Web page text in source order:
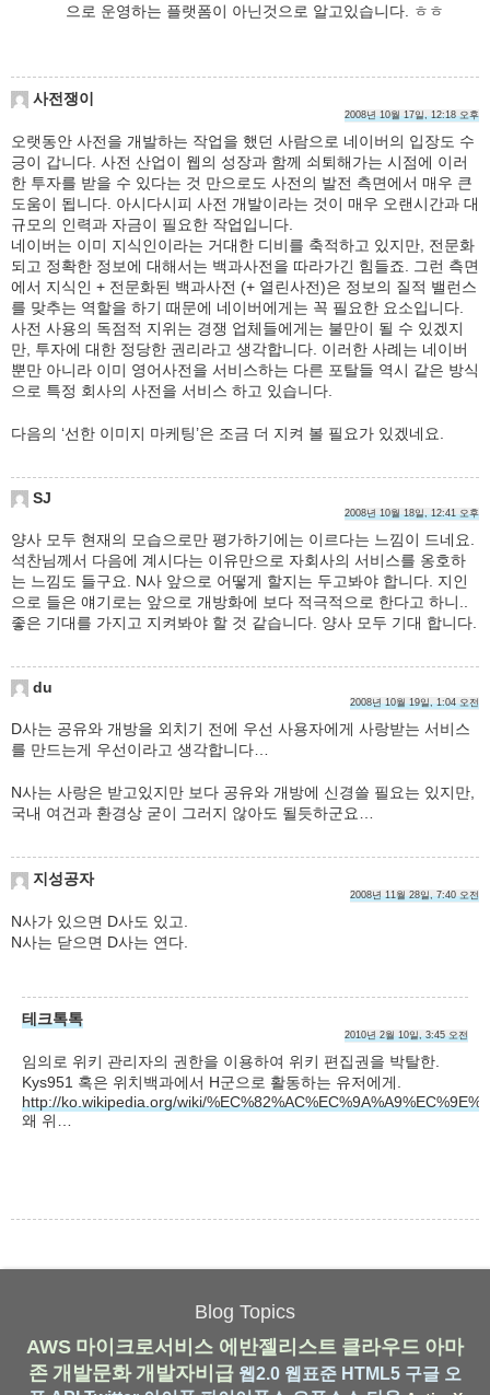
으로 운영하는 플랫폼이 아닌것으로 알고있습니다. ㅎㅎ
사전쟁이
2008년 10월 17일, 12:18 오후
오랫동안 사전을 개발하는 작업을 했던 사람으로 네이버의 입장도 수
긍이 갑니다. 사전 산업이 웹의 성장과 함께 쇠퇴해가는 시점에 이러
한 투자를 받을 수 있다는 것 만으로도 사전의 발전 측면에서 매우 큰
도움이 됩니다. 아시다시피 사전 개발이라는 것이 매우 오랜시간과 대
규모의 인력과 자금이 필요한 작업입니다.
네이버는 이미 지식인이라는 거대한 디비를 축적하고 있지만, 전문화
되고 정확한 정보에 대해서는 백과사전을 따라가긴 힘들죠. 그런 측면
에서 지식인 + 전문화된 백과사전 (+ 열린사전)은 정보의 질적 밸런스
를 맞추는 역할을 하기 때문에 네이버에게는 꼭 필요한 요소입니다.
사전 사용의 독점적 지위는 경쟁 업체들에게는 불만이 될 수 있겠지
만, 투자에 대한 정당한 권리라고 생각합니다. 이러한 사례는 네이버
뿐만 아니라 이미 영어사전을 서비스하는 다른 포탈들 역시 같은 방식
으로 특정 회사의 사전을 서비스 하고 있습니다.
다음의 ‘선한 이미지 마케팅’은 조금 더 지켜 볼 필요가 있겠네요.
SJ
2008년 10월 18일, 12:41 오후
양사 모두 현재의 모습으로만 평가하기에는 이르다는 느낌이 드네요.
석찬님께서 다음에 계시다는 이유만으로 자회사의 서비스를 옹호하
는 느낌도 들구요. N사 앞으로 어떻게 할지는 두고봐야 합니다. 지인
으로 들은 얘기로는 앞으로 개방화에 보다 적극적으로 한다고 하니..
좋은 기대를 가지고 지켜봐야 할 것 같습니다. 양사 모두 기대 합니다.
du
2008년 10월 19일, 1:04 오전
D사는 공유와 개방을 외치기 전에 우선 사용자에게 사랑받는 서비스
를 만드는게 우선이라고 생각합니다…
N사는 사랑은 받고있지만 보다 공유와 개방에 신경쓸 필요는 있지만,
국내 여건과 환경상 굳이 그러지 않아도 될듯하군요…
지성공자
2008년 11월 28일, 7:40 오전
N사가 있으면 D사도 있고.
N사는 닫으면 D사는 연다.
테크톡톡
2010년 2월 10일, 3:45 오전
임의로 위키 관리자의 권한을 이용하여 위키 편집권을 박탈한.
Kys951 혹은 위치백과에서 H군으로 활동하는 유저에게.
http://ko.wikipedia.org/wiki/
왜 위…
Blog Topics
AWS 마이크로서비스 에반젤리스트 클라우드 아마
존 개발문화 개발자비급 웹2.0 웹표준 HTML5 구글 오